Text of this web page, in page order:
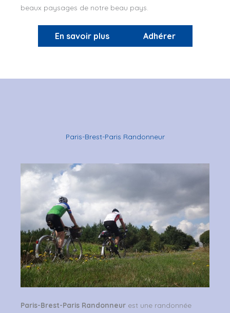
beaux paysages de notre beau pays.
En savoir plus Adhérer
Paris-Brest-Paris Randonneur
Paris-Brest-Paris Randonneur est une randonnée